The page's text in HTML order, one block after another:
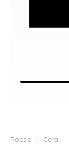
Poesia Geral